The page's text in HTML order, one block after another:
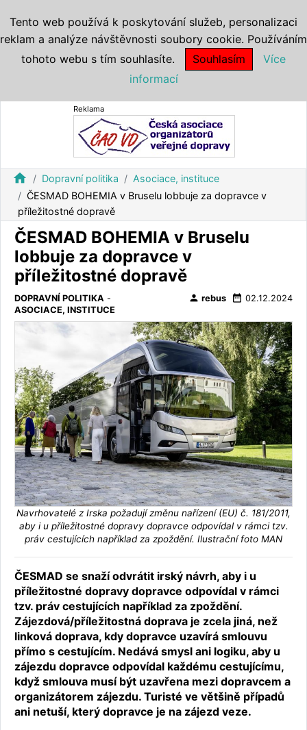
Reklama
home Dopravní politika
Asociace, instituce
ČESMAD BOHEMIA v Bruselu lobbuje za dopravce v
příležitostné dopravě
ČESMAD BOHEMIA v Bruselu
lobbuje za dopravce v
příležitostné dopravě
DOPRAVNÍ POLITIKA -
ASOCIACE, INSTITUCE
person rebus date_range 02.12.2024
Navrhovatelé z Irska požadují změnu nařízení (EU) č. 181/2011,
aby i u příležitostné dopravy dopravce odpovídal v rámci tzv.
práv cestujících například za zpoždění. Ilustrační foto MAN
ČESMAD se snaží odvrátit irský návrh, aby i u
příležitostné dopravy dopravce odpovídal v rámci
tzv. práv cestujících například za zpoždění.
Zájezdová/příležitostná doprava je zcela jiná, než
linková doprava, kdy dopravce uzavírá smlouvu
přímo s cestujícím. Nedává smysl ani logiku, aby u
zájezdu dopravce odpovídal každému cestujícímu,
když smlouva musí být uzavřena mezi dopravcem a
organizátorem zájezdu. Turisté ve většině případů
ani netuší, který dopravce je na zájezd veze.
Tento web používá k poskytování služeb, personalizaci
reklam a analýze návštěvnosti soubory cookie. Používáním
tohoto webu s tím souhlasíte.
Souhlasím
Více
informací